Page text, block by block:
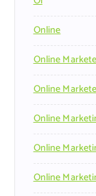
Online
Online
Online
Online
Online
Online